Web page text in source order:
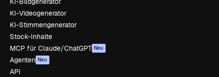
KI-Videogenerator
KI-Stimmengenerator
Stock-Inhalte
MCP für Claude/ChatGPT Neu
Agenten Neu
API